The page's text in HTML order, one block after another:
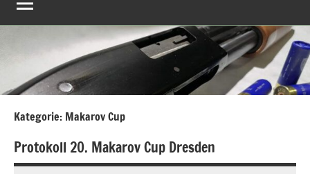
Kategorie: Makarov Cup
Protokoll 20. Makarov Cup Dresden